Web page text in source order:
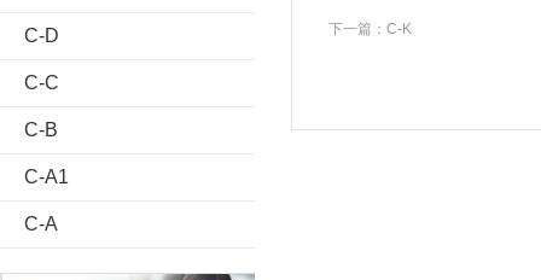
C-D
C-C
C-B
C-A1
C-A
下一篇： C-K